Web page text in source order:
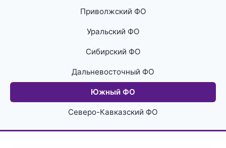
Приволжский ФО
Уральский ФО
Сибирский ФО
Дальневосточный ФО
Южный ФО
Северо-Кавказский ФО